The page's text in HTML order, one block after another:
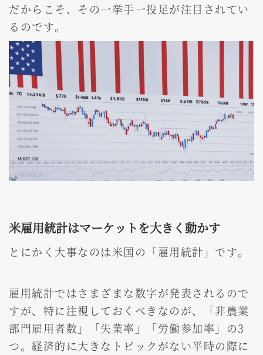
だからこそ、その一挙手一投足が注目されてい
るのです。
米雇用統計はマーケットを大きく動かす
とにかく大事なのは米国の「雇用統計」です。
雇用統計ではさまざまな数字が発表されるので
すが、特に注視しておくべきなのが、「非農業
部門雇用者数」「失業率」「労働参加率」の3
つ。経済的に大きなトピックがない平時の際に